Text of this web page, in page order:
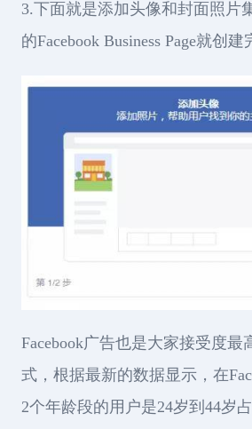
3.下面就是添加头像和封面照片
的Facebook Business Page就创建
Facebook广告也是大家接受度最
式，根据最新的数据显示，在
2个年龄段的用户是24岁到44岁